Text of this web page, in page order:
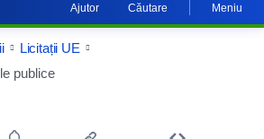
Ajutor Căutare Meniu
Licitații UE
publice
Actions Portlet